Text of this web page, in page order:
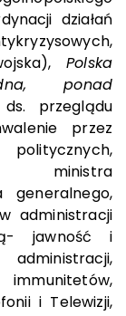
działań
Polska
ponad
przeglądu
przez
ministra
generalnego,
administracji
jawność i
i Telewizji,